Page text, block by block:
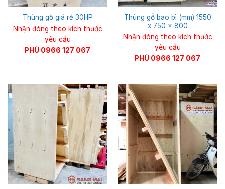
Thùng gỗ giá rẻ 30HP
Nhận đóng theo kích thước
yêu cầu
PHÚ 0966 127 067
Thùng gỗ bao bì (mm) 1550
x 750 x 800
Nhận đóng theo kích thước
yêu cầu
PHÚ 0966 127 067